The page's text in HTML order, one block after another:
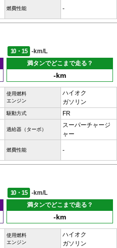
燃費性能 -
10・15
-km/L
満タンでどこまで走る？
-km
使用燃料
エンジン
ハイオク
ガソリン
駆動方式 FR
過給器（ターボ）
スーパーチャージ
ャー
燃費性能 -
10・15
-km/L
満タンでどこまで走る？
-km
使用燃料
エンジン
ハイオク
ガソリン